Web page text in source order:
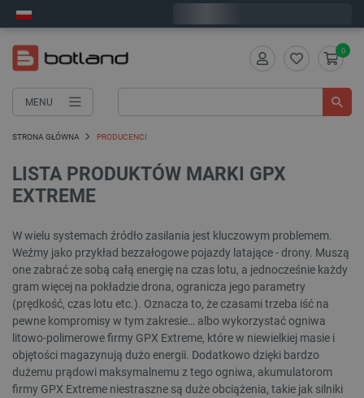
MENU
0
STRONA GŁÓWNA PRODUCENCI
LISTA PRODUKTÓW MARKI GPX
EXTREME
W wielu systemach źródło zasilania jest kluczowym problemem.
Weźmy jako przykład bezzałogowe pojazdy latające - drony. Muszą
one zabrać ze sobą całą energię na czas lotu, a jednocześnie każdy
gram więcej na pokładzie drona, ogranicza jego parametry
(prędkość, czas lotu etc.). Oznacza to, że czasami trzeba iść na
pewne kompromisy w tym zakresie… albo wykorzystać ogniwa
litowo-polimerowe firmy GPX Extreme, które w niewielkiej masie i
objętości magazynują dużo energii. Dodatkowo dzięki bardzo
dużemu prądowi maksymalnemu z tego ogniwa, akumulatorom
firmy GPX Extreme niestraszne są duże obciążenia, takie jak silniki